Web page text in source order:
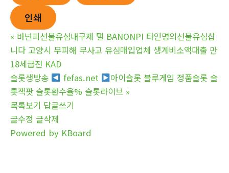
인쇄
« 바넌피선불유심내구제 탤 BANONPI 타인명의선불유심삽
니다 고양시 무피해 무사고 유심매입업체 생계비소액대출 만
18세급전 KAD
슬롯생방송
fefas.net
아이슬롯 블루게임 정품슬롯 슬
롯잭팟 슬롯환수율% 슬롯라이브 »
목록보기 답글쓰기
글수정 글삭제
Powered by KBoard